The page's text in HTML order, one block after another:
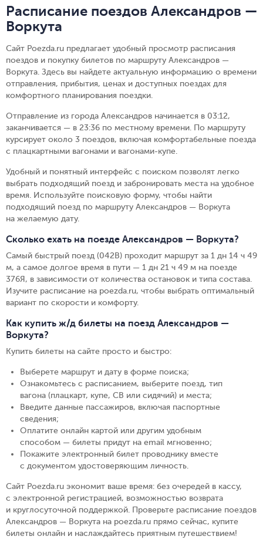
Расписание поездов Александров —
Воркута
Сайт Poezda.ru предлагает удобный просмотр расписания
поездов и покупку билетов по маршруту Александров —
Воркута. Здесь вы найдете актуальную информацию о времени
отправления, прибытия, ценах и доступных поездах для
комфортного планирования поездки.
Отправление из города Александров начинается в 03:12,
заканчивается — в 23:36 по местному времени. По маршруту
курсирует около 3 поездов, включая комфортабельные поезда
с плацкартными вагонами и вагонами-купе.
Удобный и понятный интерфейс с поиском позволят легко
выбрать подходящий поезд и забронировать места на удобное
время. Используйте поисковую форму, чтобы найти
подходящий поезд по маршруту Александров — Воркута
на желаемую дату.
Сколько ехать на поезде Александров — Воркута?
Самый быстрый поезд (042В) проходит маршрут за 1 дн 14 ч 49
м, а самое долгое время в пути — 1 дн 21 ч 49 м на поезде
376Я, в зависимости от количества остановок и типа состава.
Изучите расписание на poezda.ru, чтобы выбрать оптимальный
вариант по скорости и комфорту.
Как купить ж/д билеты на поезд Александров —
Воркута?
Купить билеты на сайте просто и быстро:
Выберете маршрут и дату в форме поиска;
Ознакомьтесь с расписанием, выберите поезд, тип
вагона (плацкарт, купе, СВ или сидячий) и места;
Введите данные пассажиров, включая паспортные
сведения;
Оплатите онлайн картой или другим удобным
способом — билеты придут на email мгновенно;
Покажите электронный билет проводнику вместе
с документом удостоверяющим личность.
Сайт Poezda.ru экономит ваше время: без очередей в кассу,
с электронной регистрацией, возможностью возврата
и круглосуточной поддержкой. Проверьте расписание поездов
Александров — Воркута на poezda.ru прямо сейчас, купите
билеты онлайн и наслаждайтесь приятным путешествием!